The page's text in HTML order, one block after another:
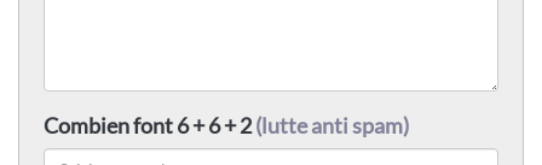
Combien font 6 + 6 + 2(lutte anti spam)